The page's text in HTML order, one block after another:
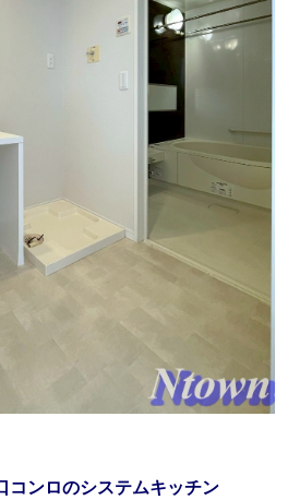
コンロのシステムキッチン